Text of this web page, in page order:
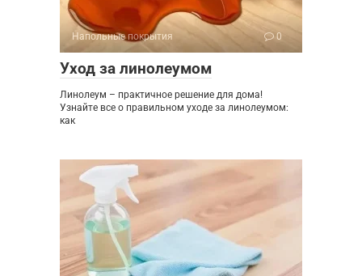
Напольные покрытия 0
Уход за линолеумом
Линолеум – практичное решение для дома!
Узнайте все о правильном уходе за линолеумом:
как